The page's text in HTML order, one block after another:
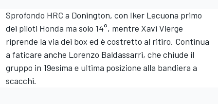
Sprofondo HRC a Donington, con Iker Lecuona primo
dei piloti Honda ma solo 14°, mentre Xavi Vierge
riprende la via dei box ed è costretto al ritiro. Continua
a faticare anche Lorenzo Baldassarri, che chiude il
gruppo in 19esima e ultima posizione alla bandiera a
scacchi.